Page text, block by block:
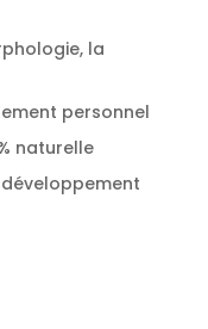
la
personnel
naturelle